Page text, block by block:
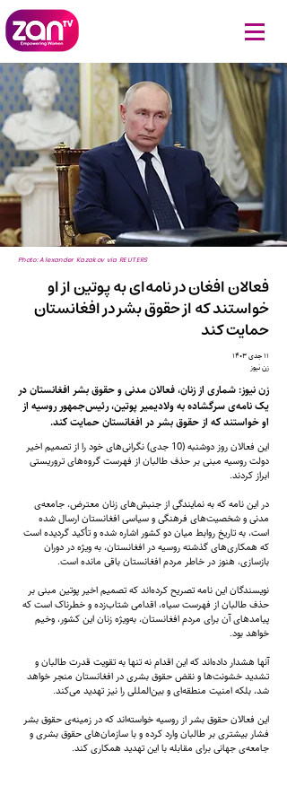
Photo: Alexander Kazakov via REUTERS
فعالان افغان در نامه‌ای به پوتین از او
خواستند که از حقوق بشر در افغانستان
حمایت کند
۱۱ جدی ۱۴۰۳
زن نیوز
زن نیوز: شماری از زنان، فعالان مدنی و حقوق بشر افغانستان در
یک نامه‌ی سرگشاده به ولادیمیر پوتین، ‌رئیس‌جمهور روسیه از
او خواستند که از حقوق بشر در افغانستان حمایت کند.
این فعالان روز دوشنبه (10 جدی) نگرانی‌های خود را از تصمیم اخیر
دولت روسیه مبنی بر حذف طالبان از فهرست گروه‌های تروریستی
ابراز کردند.
در این نامه که به نمایندگی از جنبش‌های زنان معترض، جامعه‌ی
مدنی و شخصیت‌های فرهنگی و سیاسی افغانستان ارسال شده
است، به تاریخ روابط میان دو کشور اشاره شده و تأکید گردیده است
که همکاری‌های گذشته روسیه در افغانستان، به ویژه در دوران
بازسازی، هنوز در خاطر مردم افغانستان باقی مانده است.
نویسندگان این نامه تصریح کرده‌اند که تصمیم اخیر پوتین مبنی بر
حذف طالبان از فهرست سیاه، اقدامی شتاب‌زده و خطرناک است که
پیامدهای آن برای مردم افغانستان، به‌ویژه زنان این کشور، وخیم
خواهد بود.
آنها هشدار داده‌اند که این اقدام نه تنها به تقویت قدرت طالبان و
تشدید خشونت‌ها و نقض حقوق بشری در افغانستان منجر خواهد
شد، بلکه امنیت منطقه‌ای و بین‌المللی را نیز تهدید می‌کند.
این فعالان حقوق بشر از روسیه خواسته‌اند که در زمینه‌ی حقوق بشر
فشار بیشتری بر طالبان وارد کرده و با سازمان‌های حقوق بشری و
جامعه‌ی جهانی برای مقابله با این تهدید همکاری کند.